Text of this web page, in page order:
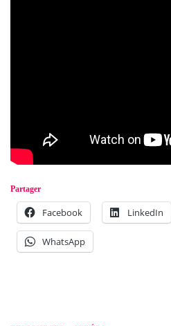
Partager
Facebook LinkedIn
WhatsApp